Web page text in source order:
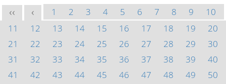
<< < 1 2 3 4 5 6 7 8 9
10
11
12 13 14 15 16 17 18 19
20
21
22 23 24 25 26 27 28 29
30
31
32 33 34 35 36 37 38 39
40
41
42 43 44 45 46 47 48 49
50